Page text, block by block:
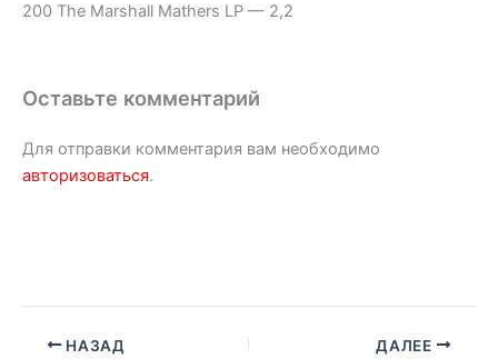
200 The Marshall Mathers LP — 2,2
Оставьте комментарий
Для отправки комментария вам необходимо
авторизоваться.
НАЗАД ДАЛЕЕ